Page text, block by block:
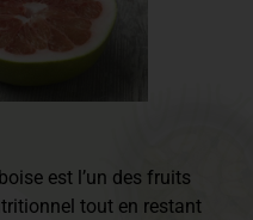
est l’un des fruits
tout en restant